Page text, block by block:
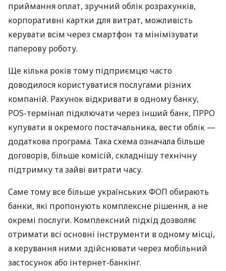
приймання оплат, зручний облік розрахунків,
корпоративні картки для витрат, можливість
керувати всім через смартфон та мінімізувати
паперову роботу.
Ще кілька років тому підприємцю часто
доводилося користуватися послугами різних
компаній. Рахунок відкривати в одному банку,
POS-термінал підключати через інший банк, ПРРО
купувати в окремого постачальника, вести облік —
додаткова програма. Така схема означала більше
договорів, більше комісій, складнішу технічну
підтримку та зайві витрати часу.
Саме тому все більше українських ФОП обирають
банки, які пропонують комплексне рішення, а не
окремі послуги. Комплексний підхід дозволяє
отримати всі основні інструменти в одному місці,
а керування ними здійснювати через мобільний
застосунок або інтернет-банкінг.